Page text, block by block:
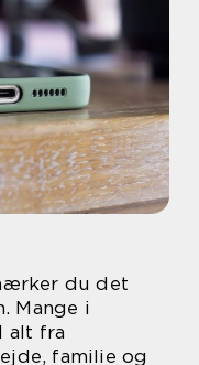
du det
Mange i
alt fra
familie og